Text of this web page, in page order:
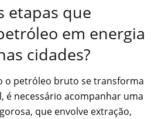
etapas que
em energia
cidades?
o petróleo bruto se transforma
é necessário acompanhar uma
que envolve extração,